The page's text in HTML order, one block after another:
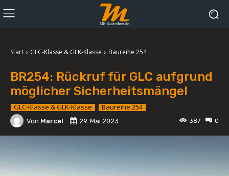
Start GLC-Klasse & GLK-Klasse Baureihe 254
BR254: Rückruf für GLC aufgrund
möglicher Sicherheitsmängel
GLC-Klasse & GLK-Klasse Baureihe 254
Von Marcel 0
29. Mai 2023 387